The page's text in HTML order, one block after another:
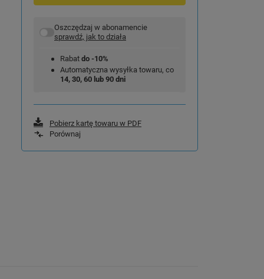
Oszczędzaj w abonamencie
sprawdź, jak to działa
Rabat do -10%
Automatyczna wysyłka towaru, co
14, 30, 60 lub 90 dni
Pobierz kartę towaru w PDF
Porównaj